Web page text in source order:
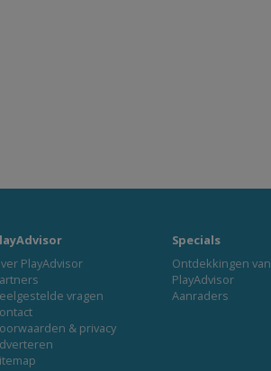
PlayAdvisor
vragen
& privacy
Specials
Ontdekkingen van
PlayAdvisor
Aanraders